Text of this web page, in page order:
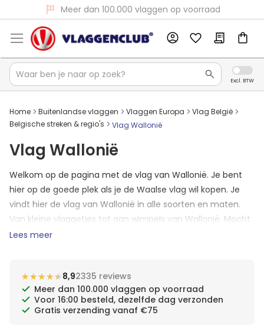
Voor 16:00 besteld, dezelfde dag verzonden
Home Buitenlandse vlaggen Vlaggen Europa
Vlag België
Belgische streken & regio's
Vlag Wallonië
Vlag Wallonië
Welkom op de pagina met de vlag van Wallonië. Je bent
hier op de goede plek als je de Waalse vlag wil kopen. Je
vindt hier de vlag van Wallonië in alle soorten en maten.
Van kleine vlaggetjes tot aan wimpels van Wallonië. Mocht
het zo zijn dat je vlag er nog niet tussen staat? Neem dan
Lees meer
★★★★★
★★★★★8,92335 reviews
Meer dan 100.000 vlaggen op voorraad
Voor 16:00 besteld, dezelfde dag verzonden
Gratis verzending vanaf €75